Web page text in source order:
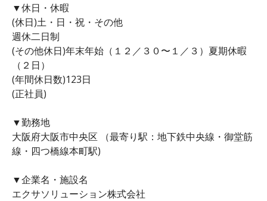
▼休日・休暇
(休日)土・日・祝・その他
週休二日制
(その他休日)年末年始（１２／３０〜１／３）夏期休暇
（２日）
(年間休日数)123日
(正社員)
▼勤務地
大阪府大阪市中央区 （最寄り駅：地下鉄中央線・御堂筋
線・四つ橋線本町駅)
▼企業名・施設名
エクサソリューション株式会社